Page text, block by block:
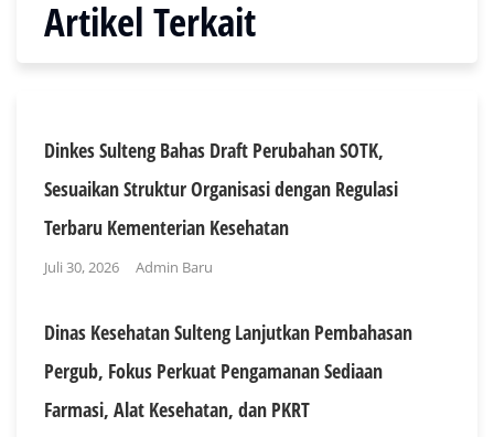
Artikel Terkait
Dinkes Sulteng Bahas Draft Perubahan SOTK,
Sesuaikan Struktur Organisasi dengan Regulasi
Terbaru Kementerian Kesehatan
Juli 30, 2026 Admin Baru
Dinas Kesehatan Sulteng Lanjutkan Pembahasan
Pergub, Fokus Perkuat Pengamanan Sediaan
Farmasi, Alat Kesehatan, dan PKRT